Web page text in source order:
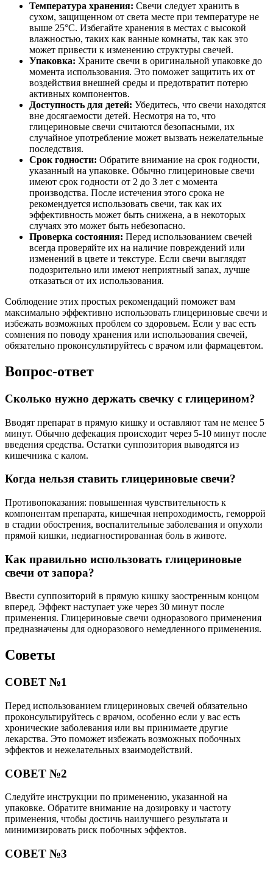
Температура хранения: Свечи следует хранить в
сухом, защищенном от света месте при температуре не
выше 25°C. Избегайте хранения в местах с высокой
влажностью, таких как ванные комнаты, так как это
может привести к изменению структуры свечей.
Упаковка: Храните свечи в оригинальной упаковке до
момента использования. Это поможет защитить их от
воздействия внешней среды и предотвратит потерю
активных компонентов.
Доступность для детей: Убедитесь, что свечи находятся
вне досягаемости детей. Несмотря на то, что
глицериновые свечи считаются безопасными, их
случайное употребление может вызвать нежелательные
последствия.
Срок годности: Обратите внимание на срок годности,
указанный на упаковке. Обычно глицериновые свечи
имеют срок годности от 2 до 3 лет с момента
производства. После истечения этого срока не
рекомендуется использовать свечи, так как их
эффективность может быть снижена, а в некоторых
случаях это может быть небезопасно.
Проверка состояния: Перед использованием свечей
всегда проверяйте их на наличие повреждений или
изменений в цвете и текстуре. Если свечи выглядят
подозрительно или имеют неприятный запах, лучше
отказаться от их использования.
Соблюдение этих простых рекомендаций поможет вам
максимально эффективно использовать глицериновые свечи и
избежать возможных проблем со здоровьем. Если у вас есть
сомнения по поводу хранения или использования свечей,
обязательно проконсультируйтесь с врачом или фармацевтом.
Вопрос-ответ
Сколько нужно держать свечку с глицерином?
Вводят препарат в прямую кишку и оставляют там не менее 5
минут. Обычно дефекация происходит через 5-10 минут после
введения средства. Остатки суппозитория выводятся из
кишечника с калом.
Когда нельзя ставить глицериновые свечи?
Противопоказания: повышенная чувствительность к
компонентам препарата, кишечная непроходимость, геморрой
в стадии обострения, воспалительные заболевания и опухоли
прямой кишки, недиагностированная боль в животе.
Как правильно использовать глицериновые
свечи от запора?
Ввести суппозиторий в прямую кишку заостренным концом
вперед. Эффект наступает уже через 30 минут после
применения. Глицериновые свечи одноразового применения
предназначены для одноразового немедленного применения.
Советы
СОВЕТ №1
Перед использованием глицериновых свечей обязательно
проконсультируйтесь с врачом, особенно если у вас есть
хронические заболевания или вы принимаете другие
лекарства. Это поможет избежать возможных побочных
эффектов и нежелательных взаимодействий.
СОВЕТ №2
Следуйте инструкции по применению, указанной на
упаковке. Обратите внимание на дозировку и частоту
применения, чтобы достичь наилучшего результата и
минимизировать риск побочных эффектов.
СОВЕТ №3